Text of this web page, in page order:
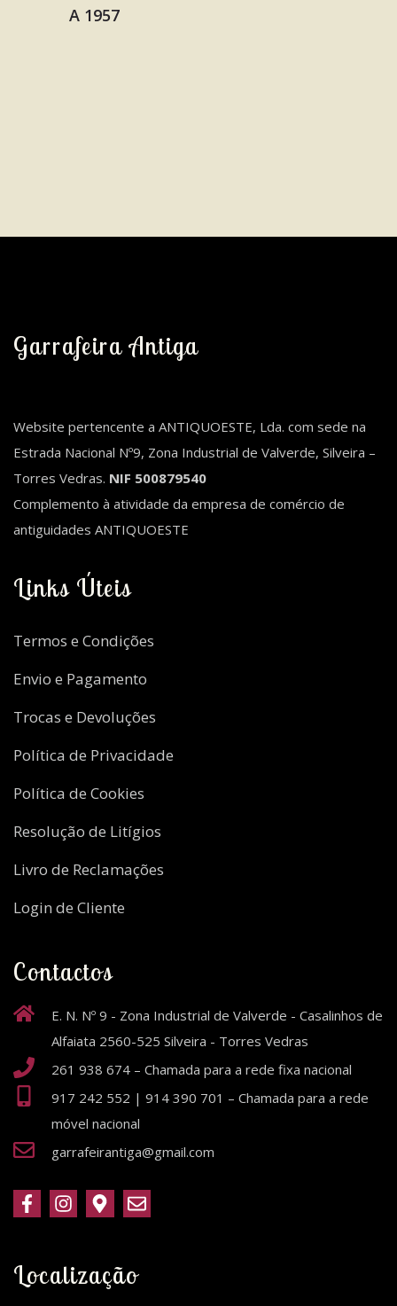
Garrafeira Antiga
Website pertencente a ANTIQUOESTE, Lda. com sede na
Estrada Nacional Nº9, Zona Industrial de Valverde, Silveira –
Torres Vedras. NIF 500879540
Complemento à atividade da empresa de comércio de
antiguidades ANTIQUOESTE
Links Úteis
Termos e Condições
Envio e Pagamento
Trocas e Devoluções
Política de Privacidade
Política de Cookies
Resolução de Litígios
Livro de Reclamações
Login de Cliente
Contactos
E. N. Nº 9 - Zona Industrial de Valverde - Casalinhos de
Alfaiata 2560-525 Silveira - Torres Vedras
261 938 674 – Chamada para a rede fixa nacional
917 242 552 | 914 390 701 – Chamada para a rede
móvel nacional
garrafeirantiga@gmail.com
Localização